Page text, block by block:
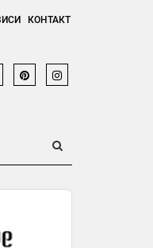
КОНТАКТ